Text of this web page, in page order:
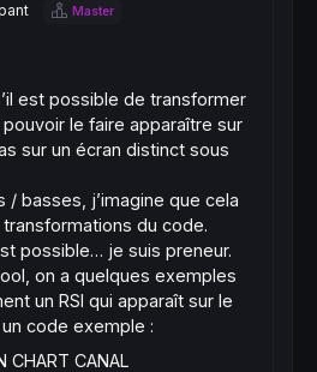
Master
est possible de transformer
le faire apparaître sur
sur un écran distinct sous
/ basses, j’imagine que cela
du code.
possible… je suis preneur.
on a quelques exemples
un RSI qui apparaît sur le
code exemple :
CANAL